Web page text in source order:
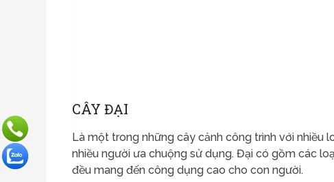
CÂY ĐẠI
Là một trong những cây cảnh công trình với nhiều
nhiều người ưa chuộng sử dụng. Đại có gồm các
đều mang đến công dụng cao cho con người.